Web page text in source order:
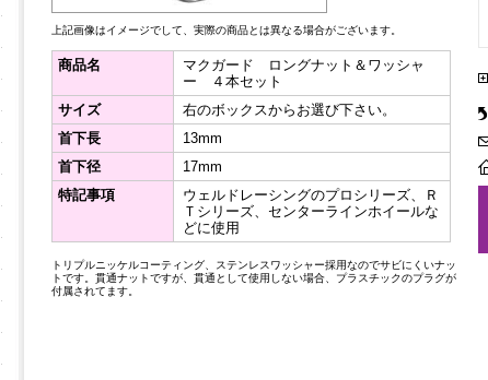
上記画像はイメージでして、実際の商品とは異なる場合がございます。
商品名
マクガード ロングナット＆ワッシャ
ー ４本セット
サイズ
右のボックスからお選び下さい。
首下長
13mm
首下径
17mm
特記事項
ウェルドレーシングのプロシリーズ、Ｒ
Ｔシリーズ、センターラインホイールな
どに使用
トリプルニッケルコーティング、ステンレスワッシャー採用なのでサビにくいナッ
トです。貫通ナットですが、貫通として使用しない場合、プラスチックのプラグが
付属されてます。